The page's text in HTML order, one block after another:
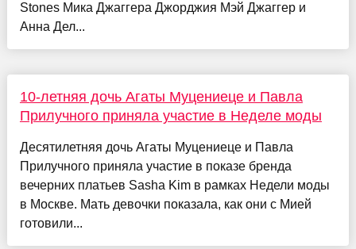
Stones Мика Джаггера Джорджия Мэй Джаггер и
Анна Дел...
10-летняя дочь Агаты Муцениеце и Павла
Прилучного приняла участие в Неделе моды
Десятилетняя дочь Агаты Муцениеце и Павла
Прилучного приняла участие в показе бренда
вечерних платьев Sasha Kim в рамках Недели моды
в Москве. Мать девочки показала, как они с Мией
готовили...